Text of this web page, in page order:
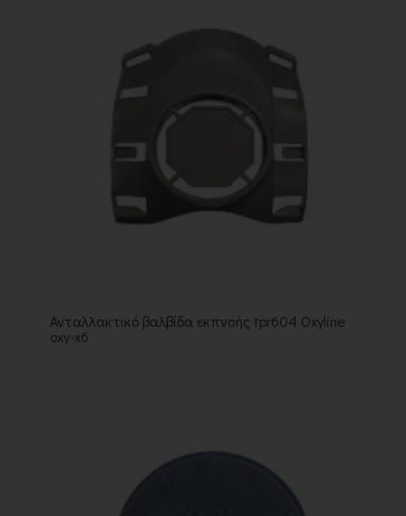
Ανταλλακτικό βαλβίδα εκπνοής tpr604 Oxyline
oxy-x6